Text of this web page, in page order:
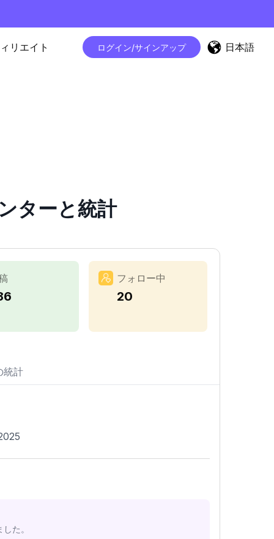
リエイト ログイン/サインアップ 日本語
ターと統計
フォロー中
20
統計
た。